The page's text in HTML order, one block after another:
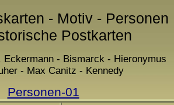
- Motiv - Personen
Postkarten
Eckermann - Bismarck - Hieronymus
- Max Canitz - Kennedy
Personen-01